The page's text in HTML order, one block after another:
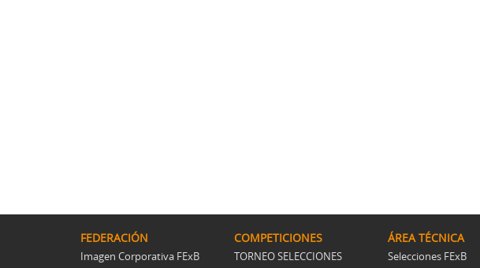
FEDERACIÓN
Imagen Corporativa FExB
COMPETICIONES
TORNEO SELECCIONES
ÁREA TÉCNICA
Selecciones FExB